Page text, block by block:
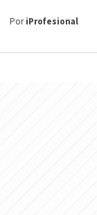
PoriProfesional